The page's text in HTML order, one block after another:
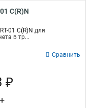
С(R)N
01 С(R)N для
в тр...
Сравнить
₽
+